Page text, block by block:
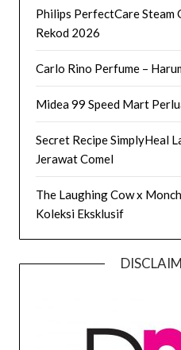
Philips PerfectCare Steam
Rekod 2026
Carlo Rino Perfume –
Midea 99 Speed Mart
Secret Recipe SimplyHeal
Jerawat Comel
The Laughing Cow x
Koleksi Eksklusif